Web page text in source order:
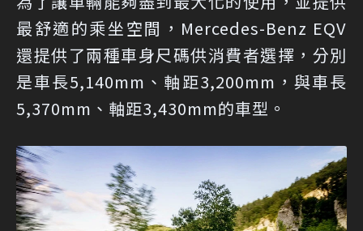
最舒適的乘坐空間，Mercedes-Benz EQV
還提供了兩種車身尺碼供消費者選擇，分別
是車長5,140mm、軸距3,200mm，與車長
5,370mm、軸距3,430mm的車型。